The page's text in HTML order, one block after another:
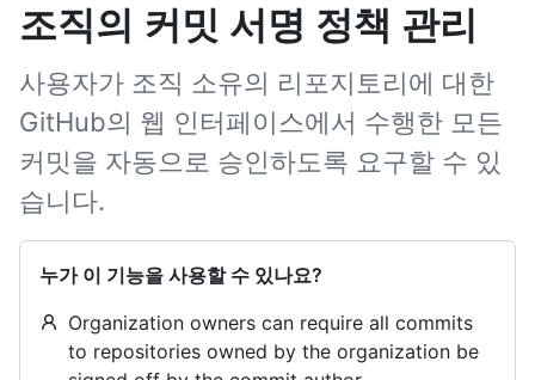
조직의 커밋 서명 정책 관리
사용자가 조직 소유의 리포지토리에 대한
GitHub의 웹 인터페이스에서 수행한 모든
커밋을 자동으로 승인하도록 요구할 수 있
습니다.
누가 이 기능을 사용할 수 있나요?
Organization owners can require all commits
to repositories owned by the organization be